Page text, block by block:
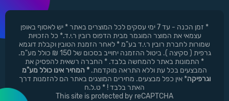
* זמן הכנה - עד 7 ימי עסקים לכל המוצרים באתר * יש לאסוף באופן
עצמאי את המוצר המוגמר מבית הדפוס רובין ר.י.ד.* כל הזכויות
שמורות לחברת רובין ר.י.ד בע"מ * לאחר הזמנת הטובין וקבלת דוגמא
גרפית ( סקיצה ). ביטול ההזמנה יחוייב בסכום של 150 ₪ כולל מע"מ.
* התמונות באתר להמחשה בלבד. * החברה רשאית להפסיק את
המבצעים בכל עת וללא התראה מוקדמת. * המחיר אינו כולל מע"מ
וגרפיקה* אין כפל מבצעים. מחירים המוצגים באתר הם להזמנות דרך
האתר בלבד ! * ט.ל.ח
This site is protected by reCAPTCHA